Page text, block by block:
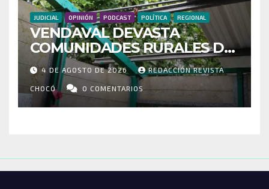
JUDICIAL OPINIÓN PODCAST POLÍTICA REGIONAL
VENDAVAL DEVASTA
COMUNIDADES RURALES DE
RIOSUCIO: ESCUELAS,
VIVIENDAS Y CEMENTERIO
ENTRE LOS AFECTADOS
4 DE AGOSTO DE 2026 REDACCIÓN REVISTA
CHOCÓ 0 COMENTARIOS